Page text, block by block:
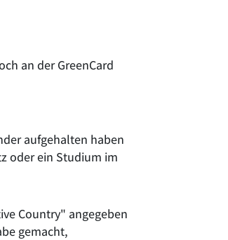
an der GreenCard
aufgehalten haben
oder ein Studium im
Country" angegeben
gemacht,